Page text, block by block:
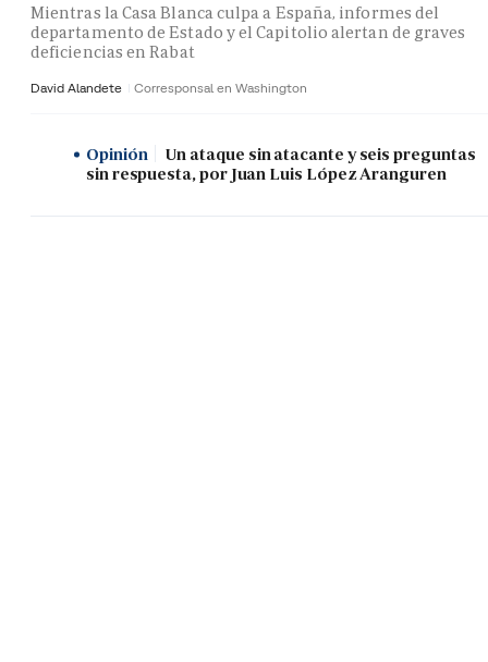
Mientras la Casa Blanca culpa a España, informes del
departamento de Estado y el Capitolio alertan de graves
deficiencias en Rabat
David Alandete Corresponsal en Washington
Opinión
Un ataque sin atacante y seis preguntas
sin respuesta, por Juan Luis López Aranguren